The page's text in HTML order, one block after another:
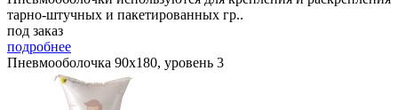
тарно-штучных и пакетированных гр..
под заказ
подробнее
Пневмооболочка 90х180, уровень 3